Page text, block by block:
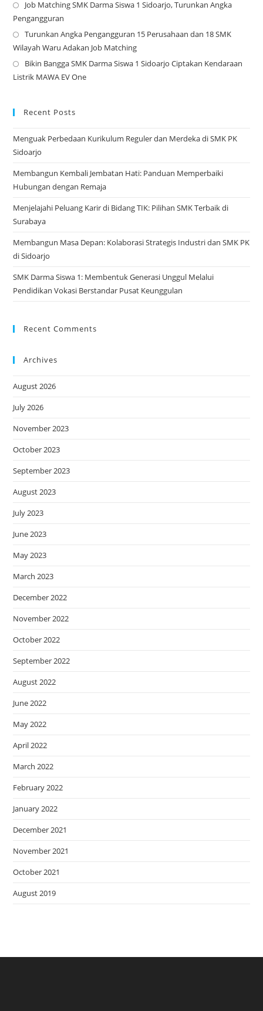
Job Matching SMK Darma Siswa 1 Sidoarjo, Turunkan Angka
Pengangguran
Turunkan Angka Pengangguran 15 Perusahaan dan 18 SMK
Wilayah Waru Adakan Job Matching
Bikin Bangga SMK Darma Siswa 1 Sidoarjo Ciptakan Kendaraan
Listrik MAWA EV One
Recent Posts
Menguak Perbedaan Kurikulum Reguler dan Merdeka di SMK PK
Sidoarjo
Membangun Kembali Jembatan Hati: Panduan Memperbaiki
Hubungan dengan Remaja
Menjelajahi Peluang Karir di Bidang TIK: Pilihan SMK Terbaik di
Surabaya
Membangun Masa Depan: Kolaborasi Strategis Industri dan SMK PK
di Sidoarjo
SMK Darma Siswa 1: Membentuk Generasi Unggul Melalui
Pendidikan Vokasi Berstandar Pusat Keunggulan
Recent Comments
Archives
August 2026
July 2026
November 2023
October 2023
September 2023
August 2023
July 2023
June 2023
May 2023
March 2023
December 2022
November 2022
October 2022
September 2022
August 2022
June 2022
May 2022
April 2022
March 2022
February 2022
January 2022
December 2021
November 2021
October 2021
August 2019